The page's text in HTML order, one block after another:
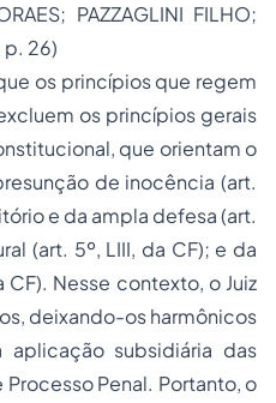
PAZZAGLINI FILHO;
p. 26)
os princípios que regem
os princípios gerais
que orientam o
de inocência (art.
e da ampla defesa (art.
(art. 5º, LIII, da CF); e da
Nesse contexto, o Juiz
deixando-os harmônicos
subsidiária das
Penal. Portanto, o